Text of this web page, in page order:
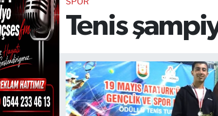
Tenis
TEKNOLOJİ
CANLI DİNLE
RESMİ İLANLAR
Gencsesfm Canlı Dinle